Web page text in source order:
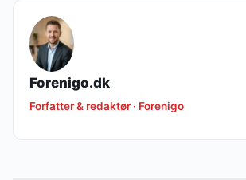
Forenigo.dk
Forfatter & redaktør · Forenigo